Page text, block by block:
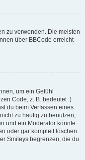
zu verwenden. Die meisten
über BBCode erreicht
um ein Gefühl
Code, z. B. bedeutet :)
du beim Verfassen eines
zu häufig zu benutzen,
und ein Moderator könnte
oder gar komplett löschen.
Smileys begrenzen, die du